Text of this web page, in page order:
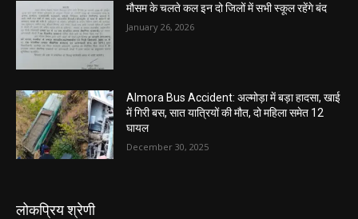
मौसम के चलते कल इन दो जिलों में सभी स्कूल रहेंगे बंद
January 26, 2026
Almora Bus Accident: अल्मोड़ा में बड़ा हादसा, खाई
में गिरी बस, सात यात्रियों की मौत, दो महिला समेत 12
घायल
December 30, 2025
लोकप्रिय श्रेणी